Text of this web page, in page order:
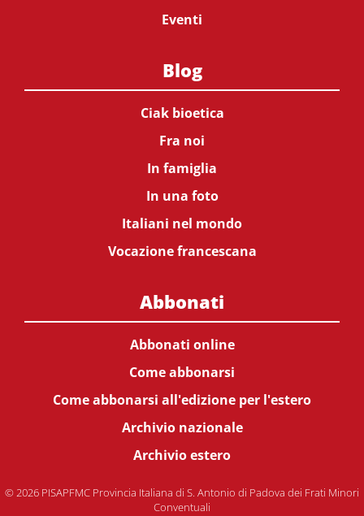
Eventi
Blog
Ciak bioetica
Fra noi
In famiglia
In una foto
Italiani nel mondo
Vocazione francescana
Abbonati
Abbonati online
Come abbonarsi
Come abbonarsi all'edizione per l'estero
Archivio nazionale
Archivio estero
© 2026 PISAPFMC Provincia Italiana di S. Antonio di Padova dei Frati Minori
Conventuali